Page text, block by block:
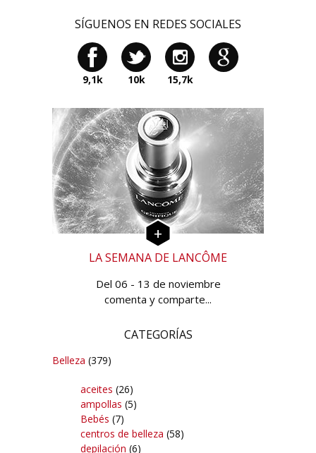
SÍGUENOS EN REDES SOCIALES
9,1k 10k 15,7k
LA SEMANA DE LANCÔME
Del 06 - 13 de noviembre
comenta y comparte...
CATEGORÍAS
Belleza (379)
aceites (26)
ampollas (5)
Bebés (7)
centros de belleza (58)
depilación (6)